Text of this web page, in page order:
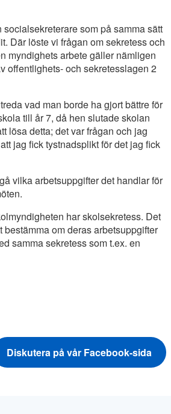
som på samma sätt
Där löste vi frågan om sekretess och
myndighets arbete gäller nämligen
offentlighets- och sekretesslagen 2
vad man borde ha gjort bättre för
till år 7, då hen slutade skolan
lösa detta; det var frågan och jag
jag fick tystnadsplikt för det jag fick
vilka arbetsuppgifter det handlar för
har skolsekretess. Det
om deras arbetsuppgifter
samma sekretess som t.ex. en
Diskutera på vår Facebook-sida